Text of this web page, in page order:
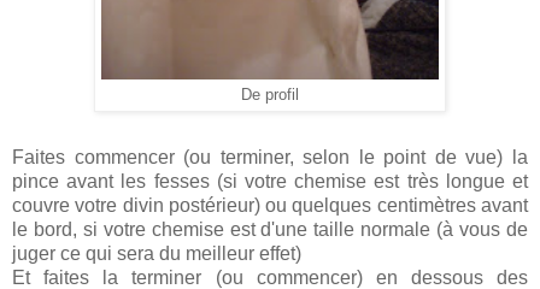
De profil
Faites commencer (ou terminer, selon le point de vue) la
pince avant les fesses (si votre chemise est très longue et
couvre votre divin postérieur) ou quelques centimètres avant
le bord, si votre chemise est d'une taille normale (à vous de
juger ce qui sera du meilleur effet)
Et faites la terminer (ou commencer) en dessous des